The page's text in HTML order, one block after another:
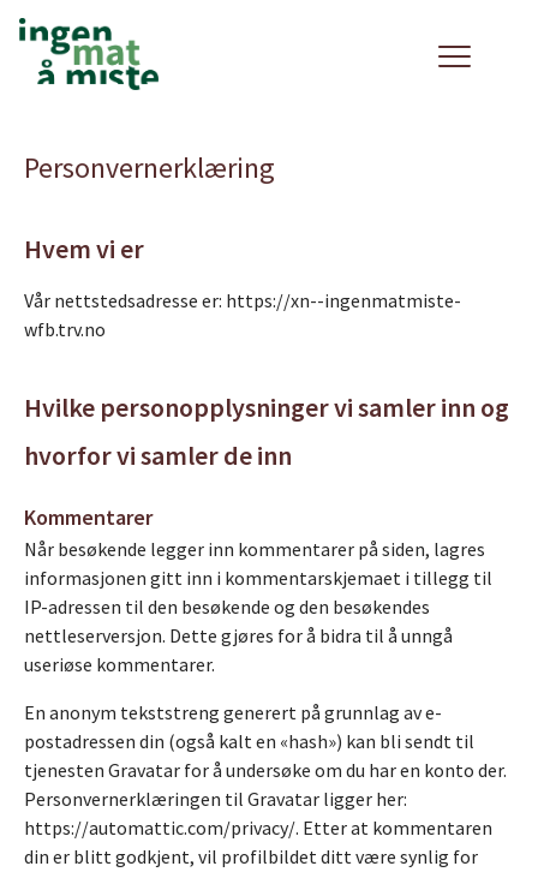
Personvernerklæring
Hvem vi er
Vår nettstedsadresse er: https://xn--ingenmatmiste-
wfb.trv.no
Hvilke personopplysninger vi samler inn og
hvorfor vi samler de inn
Kommentarer
Når besøkende legger inn kommentarer på siden, lagres
informasjonen gitt inn i kommentarskjemaet i tillegg til
IP-adressen til den besøkende og den besøkendes
nettleserversjon. Dette gjøres for å bidra til å unngå
useriøse kommentarer.
En anonym tekststreng generert på grunnlag av e-
postadressen din (også kalt en «hash») kan bli sendt til
tjenesten Gravatar for å undersøke om du har en konto der.
Personvernerklæringen til Gravatar ligger her:
https://automattic.com/privacy/. Etter at kommentaren
din er blitt godkjent, vil profilbildet ditt være synlig for